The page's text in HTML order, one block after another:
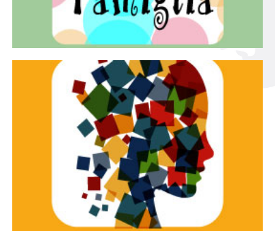
Teatro in famiglia
Tracce dinamiche
Tracce Dinamiche è una rassegna di teatro
d’innovazione e sperimentale.
Continua